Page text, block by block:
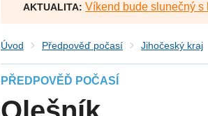
AKTUALITA: Víkend bude slunečný s
Úvod Předpověď počasí Jihočeský kraj
PŘEDPOVĚĎ POČASÍ